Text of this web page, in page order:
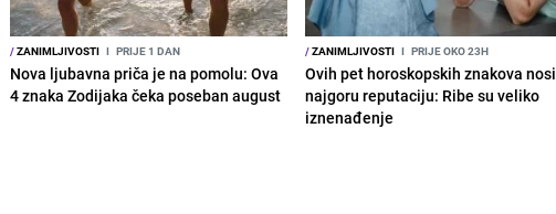
/ZANIMLJIVOSTI I PRIJE 1 DAN
Nova ljubavna priča je na pomolu: Ova
4 znaka Zodijaka čeka poseban august
/ZANIMLJIVOSTI I PRIJE OKO 23H
Ovih pet horoskopskih znakova nosi
najgoru reputaciju: Ribe su veliko
iznenađenje